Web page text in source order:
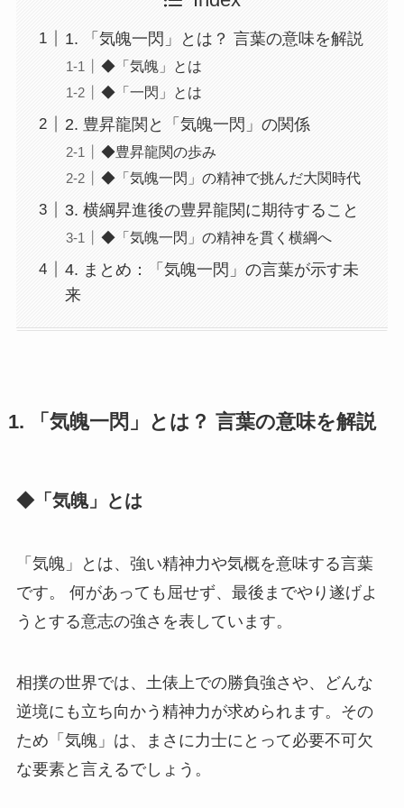
1. 「気魄一閃」とは？ 言葉の意味を解説
◆「気魄」とは
◆「一閃」とは
2. 豊昇龍関と「気魄一閃」の関係
◆豊昇龍関の歩み
◆「気魄一閃」の精神で挑んだ大関時代
3. 横綱昇進後の豊昇龍関に期待すること
◆「気魄一閃」の精神を貫く横綱へ
4. まとめ：「気魄一閃」の言葉が示す未
来
1. 「気魄一閃」とは？ 言葉の意味を解説
◆「気魄」とは
「気魄」とは、強い精神力や気概を意味する言葉
です。 何があっても屈せず、最後までやり遂げよ
うとする意志の強さを表しています。
相撲の世界では、土俵上での勝負強さや、どんな
逆境にも立ち向かう精神力が求められます。その
ため「気魄」は、まさに力士にとって必要不可欠
な要素と言えるでしょう。